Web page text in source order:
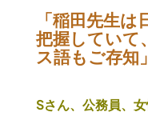
「稲田先生
把握していて
ス語もご存知」
Sさん、公務員、